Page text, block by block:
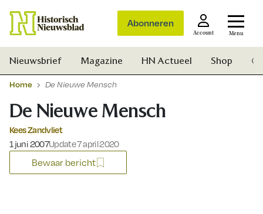
Abonneren
Account Menu
Nieuwsbrief Magazine HN Actueel Shop
Home De Nieuwe Mensch
De Nieuwe Mensch
Kees Zandvliet
Gepubliceerd op:
1 juni 2007Update 7 april 2020
Bewaar bericht